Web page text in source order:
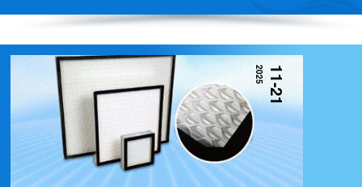
空气过滤器/过滤棉应用及报价-空气过滤行业新闻-广州捷霖净化
11-21
2025